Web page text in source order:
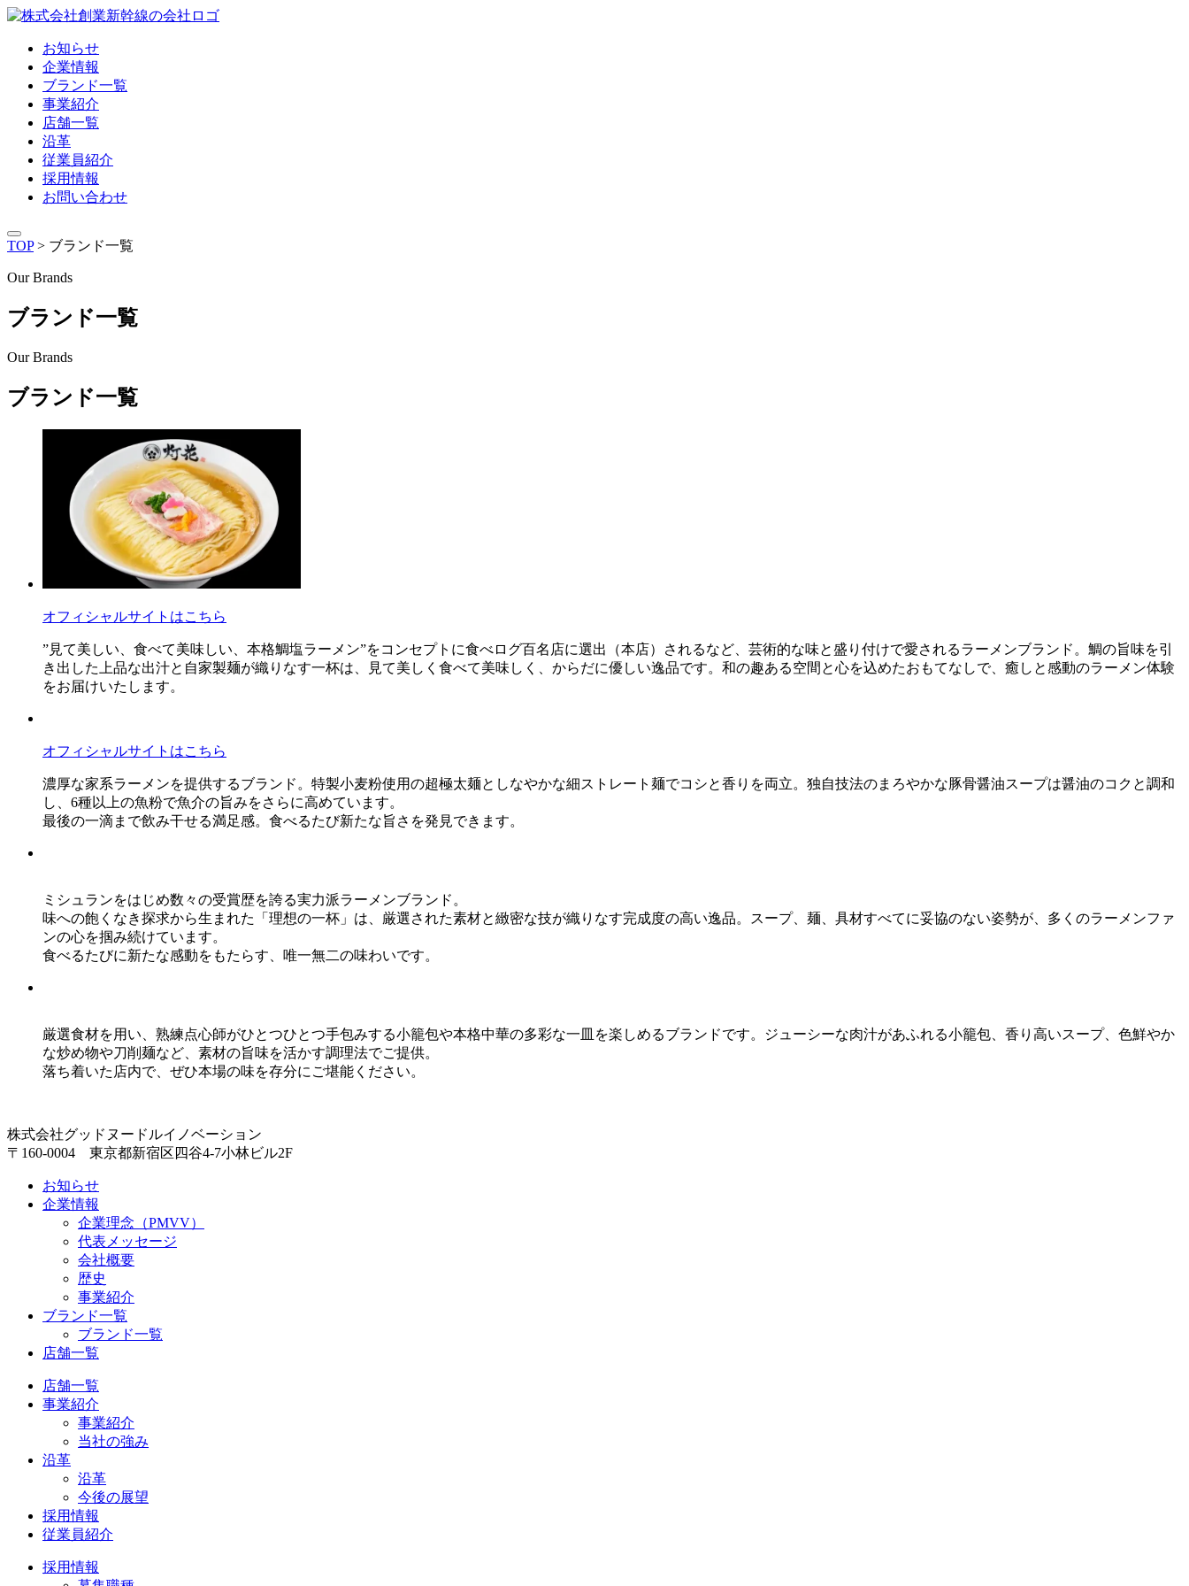
お知らせ
企業情報
ブランド一覧
事業紹介
店舗一覧
沿革
従業員紹介
採用情報
お問い合わせ
TOP> ブランド一覧
Our Brands
ブランド一覧
Our Brands
ブランド一覧
オフィシャルサイトはこちら
”見て美しい、食べて美味しい、本格鯛塩ラーメン”をコンセプトに食べログ百名店に選出（本店）されるなど、芸術的な味と盛り付けで愛されるラーメンブランド。鯛の旨味を引
き出した上品な出汁と自家製麺が織りなす一杯は、見て美しく食べて美味しく、からだに優しい逸品です。和の趣ある空間と心を込めたおもてなしで、癒しと感動のラーメン体験
をお届けいたします。
オフィシャルサイトはこちら
濃厚な家系ラーメンを提供するブランド。特製小麦粉使用の超極太麺としなやかな細ストレート麺でコシと香りを両立。独自技法のまろやかな豚骨醤油スープは醤油のコクと調和
し、6種以上の魚粉で魚介の旨みをさらに高めています。
最後の一滴まで飲み干せる満足感。食べるたび新たな旨さを発見できます。
ミシュランをはじめ数々の受賞歴を誇る実力派ラーメンブランド。
味への飽くなき探求から生まれた「理想の一杯」は、厳選された素材と緻密な技が織りなす完成度の高い逸品。スープ、麺、具材すべてに妥協のない姿勢が、多くのラーメンファ
ンの心を掴み続けています。
食べるたびに新たな感動をもたらす、唯一無二の味わいです。
厳選食材を用い、熟練点心師がひとつひとつ手包みする小籠包や本格中華の多彩な一皿を楽しめるブランドです。ジューシーな肉汁があふれる小籠包、香り高いスープ、色鮮やか
な炒め物や刀削麺など、素材の旨味を活かす調理法でご提供。
落ち着いた店内で、ぜひ本場の味を存分にご堪能ください。
株式会社グッドヌードルイノベーション
〒160-0004 東京都新宿区四谷4-7小林ビル2F
お知らせ
企業情報
企業理念（PMVV）
代表メッセージ
会社概要
歴史
事業紹介
ブランド一覧
ブランド一覧
店舗一覧
店舗一覧
事業紹介
事業紹介
当社の強み
沿革
沿革
今後の展望
採用情報
従業員紹介
採用情報